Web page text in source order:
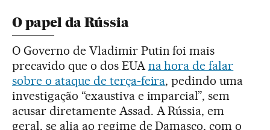
O papel da Rússia
O Governo de Vladimir Putin foi mais
precavido que o dos EUAna hora de falar
sobre o ataque de terça-feira, pedindo uma
investigação “exaustiva e imparcial”, sem
acusar diretamente Assad. A Rússia, em
geral, se alia ao regime de Damasco, com o